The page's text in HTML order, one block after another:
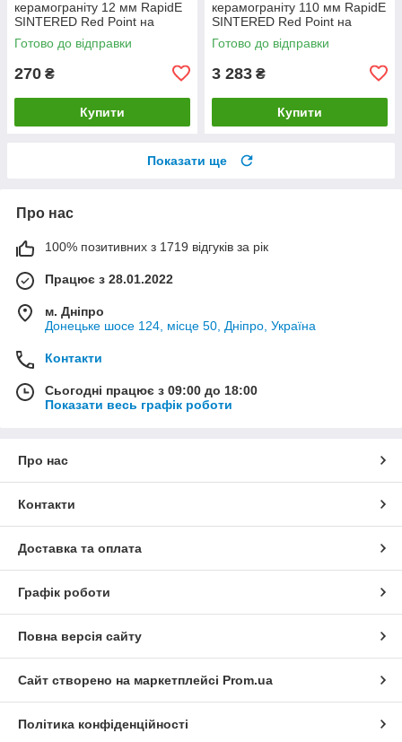
керамограніту 12 мм RapidE
SINTERED Red Point на
Дриль
Готово до відправки
270 ₴
Купити
керамограніту 110 мм RapidE
SINTERED Red Point на
Дриль
Готово до відправки
3 283 ₴
Купити
Показати ще
Про нас
100% позитивних з 1719 відгуків за рік
Працює з 28.01.2022
м. Дніпро
Донецьке шосе 124, місце 50, Дніпро, Україна
Контакти
Сьогодні працює з 09:00 до 18:00
Показати весь графік роботи
Про нас
Контакти
Доставка та оплата
Графік роботи
Повна версія сайту
Сайт створено на маркетплейсі Prom.ua
Політика конфіденційності